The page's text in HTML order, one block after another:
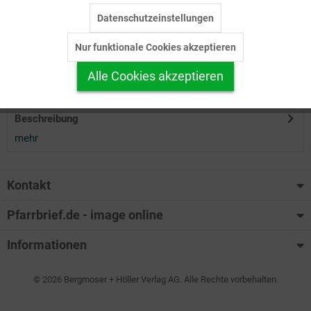
Herunterladen
Auf Ihren Merkzettel setzen
Beschreibung
mehr
Kontakt
Pfarrbrief.de - image online
Informationen
© 2026 Bergmoser + Höller Verlag AG. Alle Rechte vorbehalten.
Personalisierung Inaktiv
Service
Datenschutzeinstellungen
Nur funktionale Cookies akzeptieren
Alle Cookies akzeptieren